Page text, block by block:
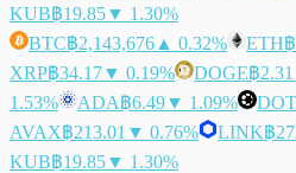
KUB฿19.85▼ 1.30%
BTC฿2,143,676 ▲ 0.32% ETH
XRP฿34.17▼ 0.19% DOGE฿2.31
1.53%
ADA฿6.49▼ 1.09% DOT
AVAX฿213.01 ▼ 0.76% LINK฿
KUB฿19.85▼ 1.30%